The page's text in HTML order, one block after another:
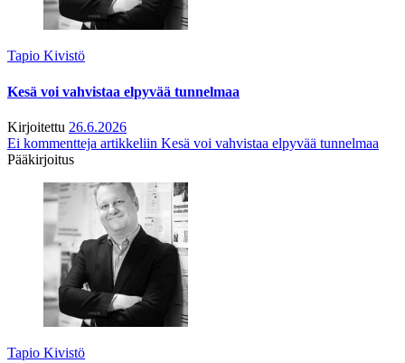
Tapio Kivistö
Kesä voi vahvistaa elpyvää tunnelmaa
Kirjoitettu 26.6.2026
Ei kommentteja artikkeliin Kesä voi vahvistaa elpyvää tunnelmaa
Pääkirjoitus
Tapio Kivistö